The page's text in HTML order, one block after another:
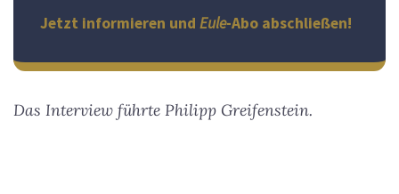
Jetzt informieren und Eule-Abo abschließen!
Das Interview führte Philipp Greifenstein.